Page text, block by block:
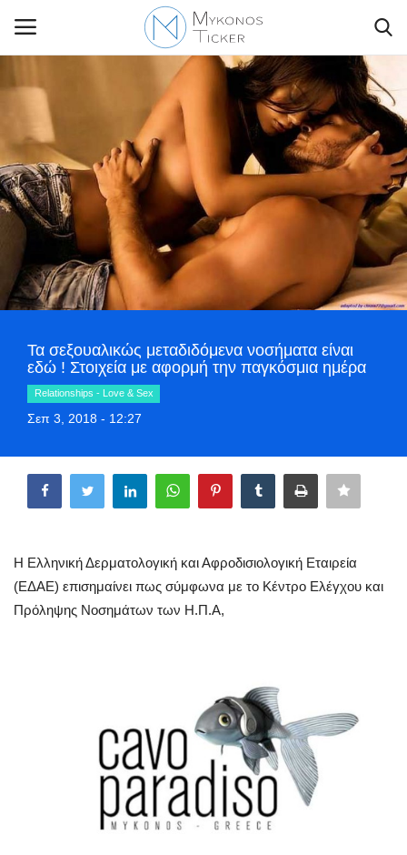
Contact Us
Politique
Business
Travel
Style Adorés
Greece
Entertainment
Mykonos
Mykonos Ticker TV
Τα σεξουαλικώς μεταδιδόμενα νοσήματα είναι
εδώ ! Στοιχεία με αφορμή την παγκόσμια ημέρα
Relationships - Love & Sex
Σεπ 3, 2018 - 12:27
Η Ελληνική Δερματολογική και Αφροδισιολογική Εταιρεία
(ΕΔΑΕ) επισημαίνει πως σύμφωνα με το Κέντρο Ελέγχου και
Πρόληψης Νοσημάτων των Η.Π.Α,